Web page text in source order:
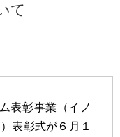
て
表彰事業（イノ
表彰式が６月１